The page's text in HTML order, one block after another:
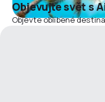
Objevujte svět s
Objevte oblíbené